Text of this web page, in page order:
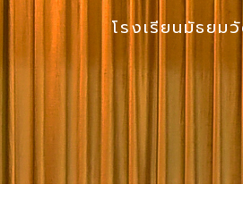
โรงเรียนมัธยม